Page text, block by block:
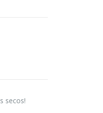
secos!